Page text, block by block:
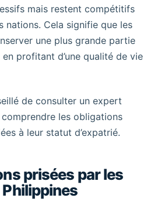
mais restent compétitifs
nations. Cela signifie que les
une plus grande partie
profitant d’une qualité de vie
de consulter un expert
les obligations
à leur statut d’expatrié.
prisées par les